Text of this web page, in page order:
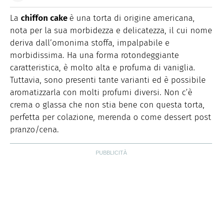
quale trovi idee veloci, facili e spiegate passo passo.
La chiffon cake è una torta di origine americana,
nota per la sua morbidezza e delicatezza, il cui nome
deriva dall’omonima stoffa, impalpabile e
morbidissima. Ha una forma rotondeggiante
caratteristica, è molto alta e profuma di vaniglia.
Tuttavia, sono presenti tante varianti ed è possibile
aromatizzarla con molti profumi diversi. Non c’è
crema o glassa che non stia bene con questa torta,
perfetta per colazione, merenda o come dessert post
pranzo/cena.